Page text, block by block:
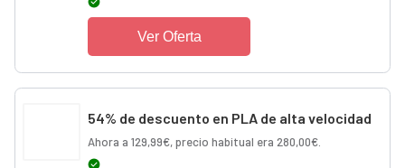
Ver Oferta
54% de descuento en PLA de alta velocidad
Ahora a 129,99€, precio habitual era 280,00€.